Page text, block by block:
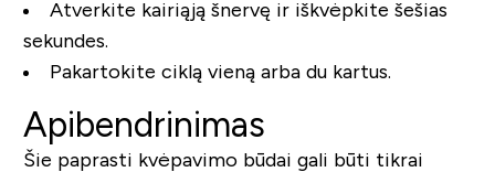
Atverkite kairiąją šnervę ir iškvėpkite šešias
sekundes.
Pakartokite ciklą vieną arba du kartus.
Apibendrinimas
Šie paprasti kvėpavimo būdai gali būti tikrai